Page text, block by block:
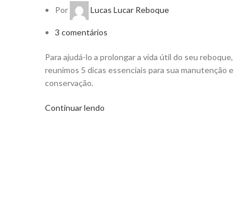
Por Lucas Lucar Reboque
3 comentários
Para ajudá-lo a prolongar a vida útil do seu reboque,
reunimos 5 dicas essenciais para sua manutenção e
conservação.
Continuar lendo